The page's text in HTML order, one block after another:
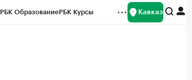
РБК ОбразованиеРБК Курсы Кавказ